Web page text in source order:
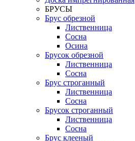
БРУСЫ
Брус обрезной
Лиственница
Сосна
Осина
Брусок обрезной
Лиственница
Сосна
Брус строганный
Лиственница
Сосна
Брусок строганный
Лиственница
Сосна
Брус клееный